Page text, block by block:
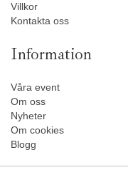
Villkor
Kontakta oss
Information
Våra event
Om oss
Nyheter
Om cookies
Blogg